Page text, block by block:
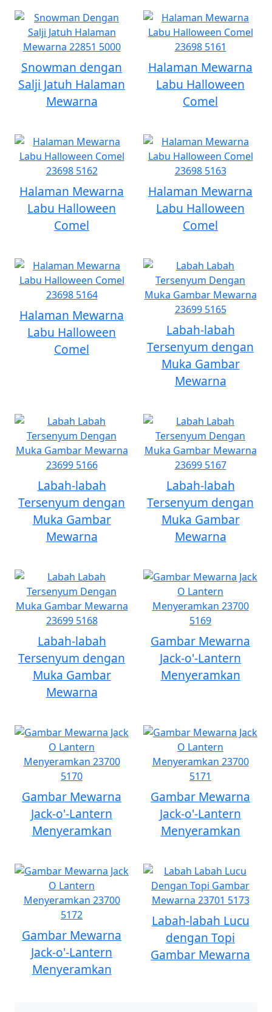
Snowman dengan
Salji Jatuh Halaman
Mewarna
Halaman Mewarna
Labu Halloween
Comel
Halaman Mewarna
Labu Halloween
Comel
Halaman Mewarna
Labu Halloween
Comel
Halaman Mewarna
Labu Halloween
Comel
Labah-labah
Tersenyum dengan
Muka Gambar
Mewarna
Labah-labah
Tersenyum dengan
Muka Gambar
Mewarna
Labah-labah
Tersenyum dengan
Muka Gambar
Mewarna
Labah-labah
Tersenyum dengan
Muka Gambar
Mewarna
Gambar Mewarna
Jack-o'-Lantern
Menyeramkan
Gambar Mewarna
Jack-o'-Lantern
Menyeramkan
Gambar Mewarna
Jack-o'-Lantern
Menyeramkan
Gambar Mewarna
Jack-o'-Lantern
Menyeramkan
Labah-labah Lucu
dengan Topi
Gambar Mewarna